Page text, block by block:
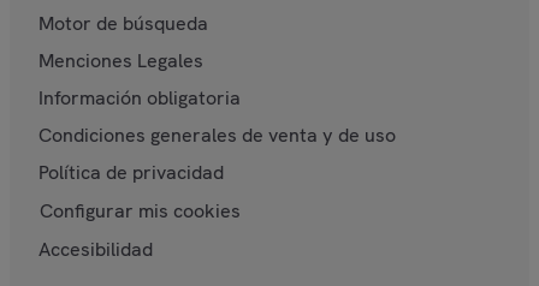
Motor de búsqueda
Menciones Legales
Información obligatoria
Condiciones generales de venta y de uso
Política de privacidad
Configurar mis cookies
Accesibilidad